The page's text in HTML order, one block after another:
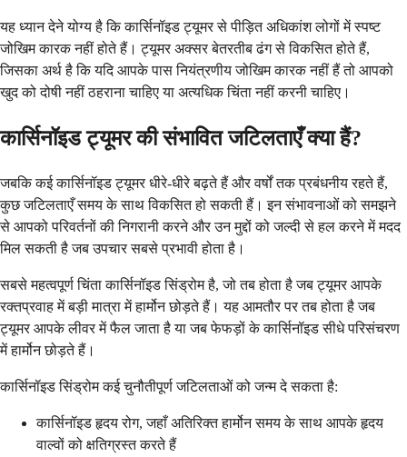
यह ध्यान देने योग्य है कि कार्सिनॉइड ट्यूमर से पीड़ित अधिकांश लोगों में स्पष्ट
जोखिम कारक नहीं होते हैं। ट्यूमर अक्सर बेतरतीब ढंग से विकसित होते हैं,
जिसका अर्थ है कि यदि आपके पास नियंत्रणीय जोखिम कारक नहीं हैं तो आपको
खुद को दोषी नहीं ठहराना चाहिए या अत्यधिक चिंता नहीं करनी चाहिए।
कार्सिनॉइड ट्यूमर की संभावित जटिलताएँ क्या हैं?
जबकि कई कार्सिनॉइड ट्यूमर धीरे-धीरे बढ़ते हैं और वर्षों तक प्रबंधनीय रहते हैं,
कुछ जटिलताएँ समय के साथ विकसित हो सकती हैं। इन संभावनाओं को समझने
से आपको परिवर्तनों की निगरानी करने और उन मुद्दों को जल्दी से हल करने में मदद
मिल सकती है जब उपचार सबसे प्रभावी होता है।
सबसे महत्वपूर्ण चिंता कार्सिनॉइड सिंड्रोम है, जो तब होता है जब ट्यूमर आपके
रक्तप्रवाह में बड़ी मात्रा में हार्मोन छोड़ते हैं। यह आमतौर पर तब होता है जब
ट्यूमर आपके लीवर में फैल जाता है या जब फेफड़ों के कार्सिनॉइड सीधे परिसंचरण
में हार्मोन छोड़ते हैं।
कार्सिनॉइड सिंड्रोम कई चुनौतीपूर्ण जटिलताओं को जन्म दे सकता है:
कार्सिनॉइड हृदय रोग, जहाँ अतिरिक्त हार्मोन समय के साथ आपके हृदय
वाल्वों को क्षतिग्रस्त करते हैं